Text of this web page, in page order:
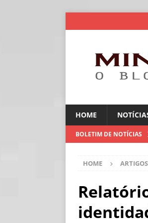
HOME
BOLETIM DE NOTÍCIAS
HOME ARTIGOS